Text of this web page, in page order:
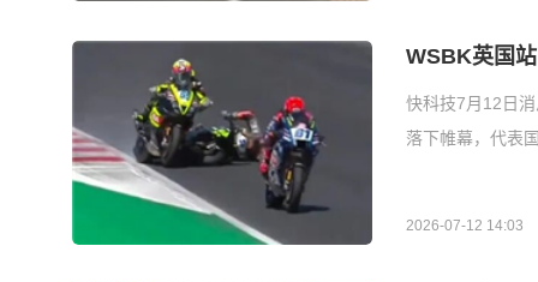
WSBK英国
快科技7月12日
落下帷幕，代表
2026-07-12 14:03